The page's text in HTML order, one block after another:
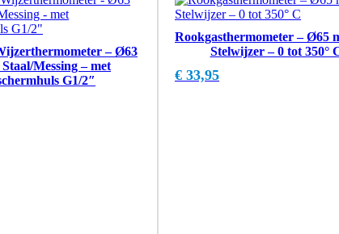
– Ø63
Messing – met
G1/2″
Rookgasthermometer – Ø65
Stelwijzer – 0 tot 350°
€ 33,95